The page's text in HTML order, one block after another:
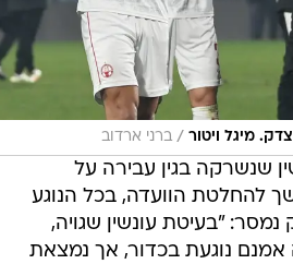
מיגל ויטור / ברני ארדוב
שנשרקה בגין עבירה על
להחלטת הוועדה, בכל הנוגע
נמסר: "בעיטת עונשין שגויה,
נוגעת בכדור, אך נמצאת